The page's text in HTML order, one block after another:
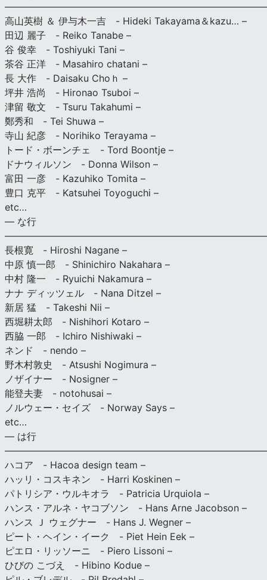
高山英樹 ＆ 伊与木一吉 - Hideki Takayama＆kazu… –
田辺 麗子 - Reiko Tanabe –
谷 俊幸 - Toshiyuki Tani –
茶谷 正洋 - Masahiro chatani –
長 大作 - Daisaku Choｈ –
坪井 浩尚 - Hironao Tsuboi –
津留 敬文 - Tsuru Takahumi –
鄭秀和 - Tei Shuwa –
寺山 紀彦 - Norihiko Terayama –
トード・ボーンチェ - Tord Boontje –
ドナウィルソン - Donna Wilson –
富田 一彦 - Kazuhiko Tomita –
豊口 克平 - Katsuhei Toyoguchi –
etc…
— な行
長根寛 - Hiroshi Nagane –
中原 慎一郎 - Shinichiro Nakahara –
中村 隆一 - Ryuichi Nakamura –
ナナ ディッツェル - Nana Ditzel –
新居 猛 - Takeshi Nii –
西堀耕太郎 - Nishihori Kotaro –
西脇 一郎 - Ichiro Nishiwaki –
ネンド - nendo –
野木村敦史 - Atsushi Nogimura –
ノザイナー - Nosigner –
能登夫妻 - notohusai –
ノルウェー・セイズ - Norway Says –
etc…
— は行
ハコア - Hacoa design team –
ハッリ・コスキネン - Harri Koskinen –
パトリシア・ウルキオラ - Patricia Urquiola –
ハンス・アルネ・ヤコブソン - Hans Arne Jacobson –
ハンス Ｊ ウェグナー - Hans J. Wegner –
ピート・ヘイン・イーク - Piet Hein Eek –
ピエロ・リッソーニ - Piero Lissoni –
ひびの こづえ - Hibino Kodue –